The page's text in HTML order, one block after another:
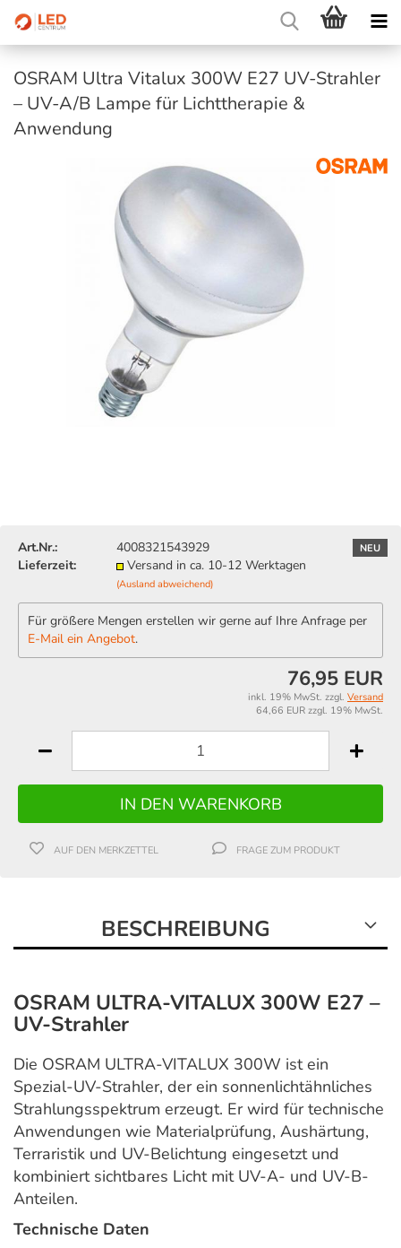
OSRAM Ultra Vitalux 300W E27 UV-Strahler
– UV-A/B Lampe für Lichttherapie &
Anwendung
NEU
Art.Nr.:
4008321543929
Lieferzeit:
Versand in ca. 10-12 Werktagen
(Ausland abweichend)
Für größere Mengen erstellen wir gerne auf Ihre Anfrage per
E-Mail ein Angebot.
76,95 EUR
inkl. 19% MwSt. zzgl. Versand
64,66 EUR zzgl. 19% MwSt.
AUF DEN MERKZETTEL FRAGE ZUM PRODUKT
BESCHREIBUNG
OSRAM ULTRA-VITALUX 300W E27 –
UV-Strahler
Die OSRAM ULTRA-VITALUX 300W ist ein
Spezial-UV-Strahler, der ein sonnenlichtähnliches
Strahlungsspektrum erzeugt. Er wird für technische
Anwendungen wie Materialprüfung, Aushärtung,
Terraristik und UV-Belichtung eingesetzt und
kombiniert sichtbares Licht mit UV-A- und UV-B-
Anteilen.
Technische Daten